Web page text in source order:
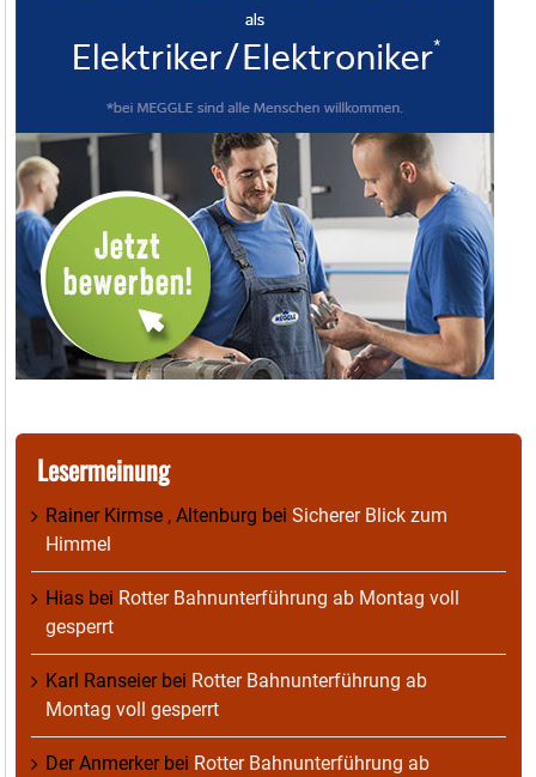
Lesermeinung
Rainer Kirmse , Altenburg bei Sicherer Blick zum
Himmel
Hias bei Rotter Bahnunterführung ab Montag voll
gesperrt
Karl Ranseierbei Rotter Bahnunterführung ab
Montag voll gesperrt
Der Anmerkerbei Rotter Bahnunterführung ab